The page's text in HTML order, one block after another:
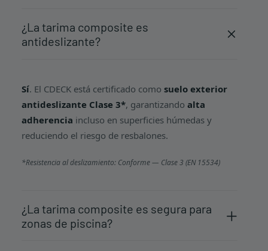
¿La tarima composite es
antideslizante?
Sí. El CDECK está certificado como suelo exterior
antideslizante Clase 3*, garantizando alta
adherencia incluso en superficies húmedas y
reduciendo el riesgo de resbalones.
*Resistencia al deslizamiento: Conforme — Clase 3 (EN 15534)
¿La tarima composite es segura para
zonas de piscina?